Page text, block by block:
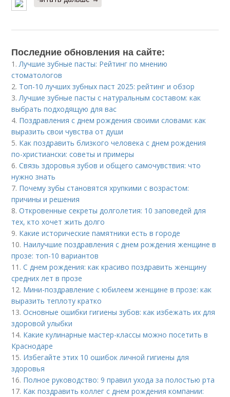
Последние обновления на сайте:
1.Лучшие зубные пасты: Рейтинг по мнению
стоматологов
2. Топ-10 лучших зубных паст 2025: рейтинг и обзор
3.Лучшие зубные пасты с натуральным составом: как
выбрать подходящую для вас
4. Поздравления с днем рождения своими словами: как
выразить свои чувства от души
5. Как поздравить близкого человека с днем рождения
по-христиански: советы и примеры
6.Связь здоровья зубов и общего самочувствия: что
нужно знать
7. Почему зубы становятся хрупкими с возрастом:
причины и решения
8.Откровенные секреты долголетия: 10 заповедей для
тех, кто хочет жить долго
9. Какие исторические памятники есть в городе
10. Наилучшие поздравления с днем рождения женщине в
прозе: топ-10 вариантов
11.С днем рождения: как красиво поздравить женщину
средних лет в прозе
12. Мини-поздравление с юбилеем женщине в прозе: как
выразить теплоту кратко
13.Основные ошибки гигиены зубов: как избежать их для
здоровой улыбки
14. Какие кулинарные мастер-классы можно посетить в
Краснодаре
15. Избегайте этих 10 ошибок личной гигиены для
здоровья
16. Полное руководство: 9 правил ухода за полостью рта
17. Как поздравить коллег с днем рождения компании: